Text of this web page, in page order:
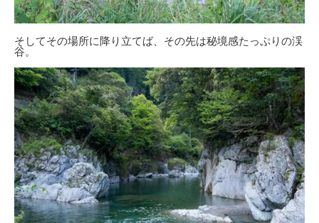
そしてその場所に降り立てば、その先は秘境感たっぷりの渓
谷。